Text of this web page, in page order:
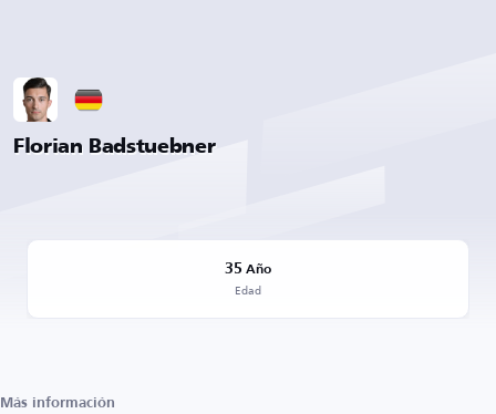
Florian Badstuebner
35 Año
Edad
Más información